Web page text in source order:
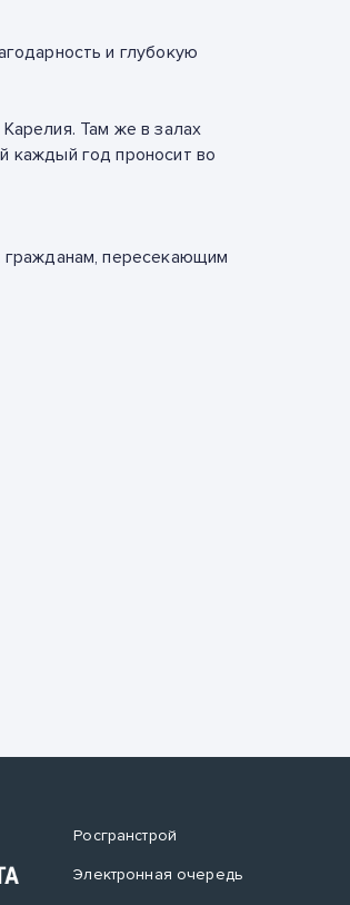
и глубокую
Там же в залах
каждый год проносит во
гражданам, пересекающим
Росгранстрой
Электронная очередь